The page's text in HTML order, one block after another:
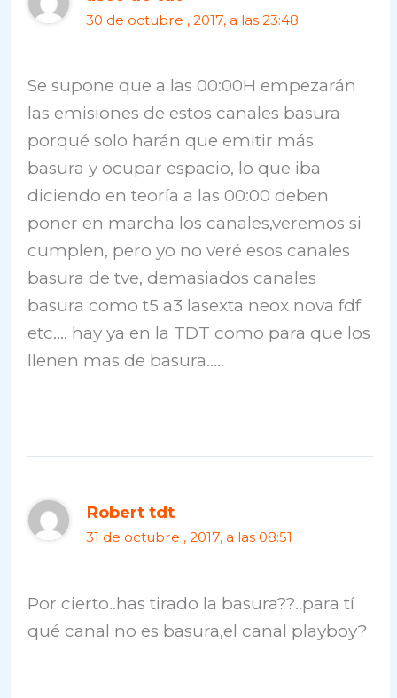
30 de octubre , 2017, a las 23:48
Se supone que a las 00:00H empezarán
las emisiones de estos canales basura
porqué solo harán que emitir más
basura y ocupar espacio, lo que iba
diciendo en teoría a las 00:00 deben
poner en marcha los canales,veremos si
cumplen, pero yo no veré esos canales
basura de tve, demasiados canales
basura como t5 a3 lasexta neox nova fdf
etc…. hay ya en la TDT como para que los
llenen mas de basura…..
Robert tdt
31 de octubre , 2017, a las 08:51
Por cierto..has tirado la basura??..para tí
qué canal no es basura,el canal playboy?